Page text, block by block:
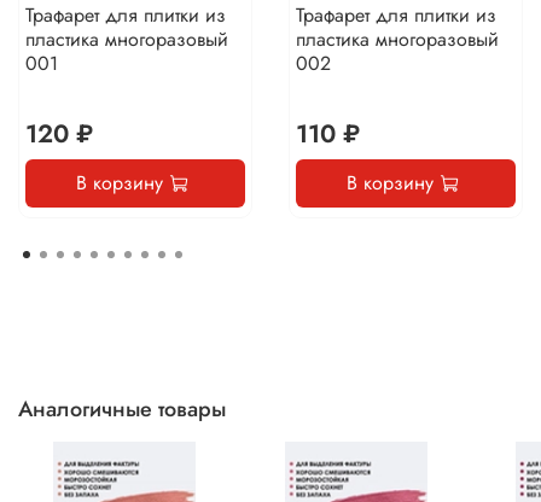
Трафарет для плитки из
пластика многоразовый
001
120 ₽
В корзину
Трафарет для плитки из
пластика многоразовый
002
110 ₽
В корзину
Аналогичные товары